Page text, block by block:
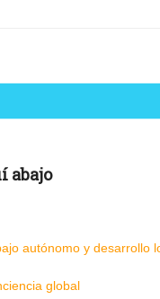
abajo
autónomo y desarrollo
global